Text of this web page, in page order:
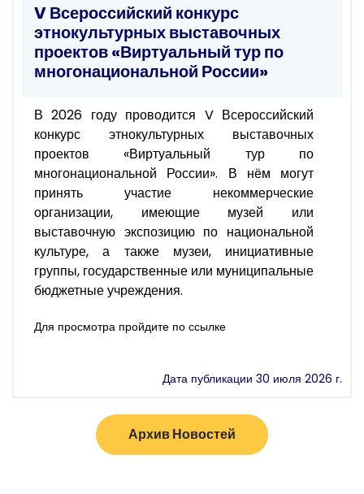
V Всероссийский конкурс
этнокультурных выставочных
проектов «Виртуальный тур по
многонациональной России»
В 2026 году проводится V Всероссийский
конкурс этнокультурных выставочных
проектов «Виртуальный тур по
многонациональной России». В нём могут
принять участие некоммерческие
организации, имеющие музей или
выставочную экспозицию по национальной
культуре, а также музеи, инициативные
группы, государственные или муниципальные
бюджетные учреждения.
Для просмотра пройдите по ссылке
Дата публикации 30 июля 2026 г.
Архив Новостей